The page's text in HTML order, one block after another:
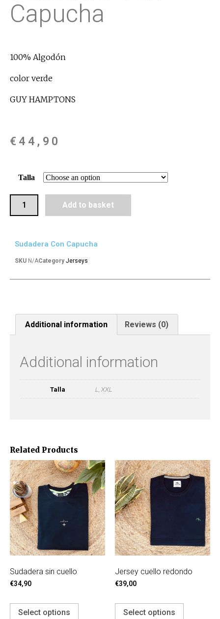
Capucha
100% Algodón
color verde
GUY HAMPTONS
€ 44,90
Talla
Add to basket
Related Products
Sudadera sin cuello
€34,90
Select options
Jersey cuello redondo
€39,00
Select options
Sudadera Con Capucha
SKU N/ACategory Jerseys
Additional information Reviews (0)
Additional information
Talla L, XXL